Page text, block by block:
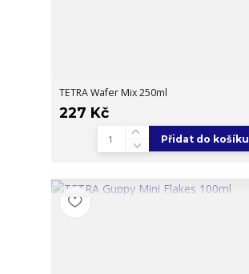
TETRA Wafer Mix 250ml
227 Kč
Přidat do košíku